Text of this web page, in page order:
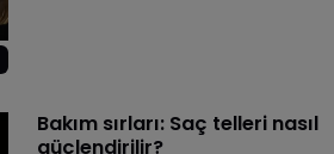
Bakım sırları: Saç telleri nasıl
güçlendirilir?